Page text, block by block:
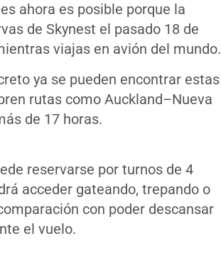
ahora es posible porque la
de Skynest el pasado 18 de
viajas en avión del mundo.
ya se pueden encontrar estas
rutas como Auckland–Nueva
de 17 horas.
reservarse por turnos de 4
acceder gateando, trepando o
con poder descansar
el vuelo.